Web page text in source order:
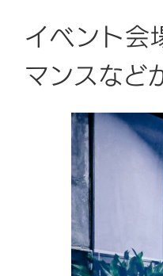
イベント会
マンスなど